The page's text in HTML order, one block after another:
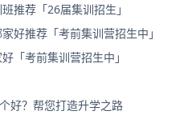
推荐「26届集训招生」
好推荐「考前集训营招生中」
「考前集训营招生中」
好？帮您打造升学之路